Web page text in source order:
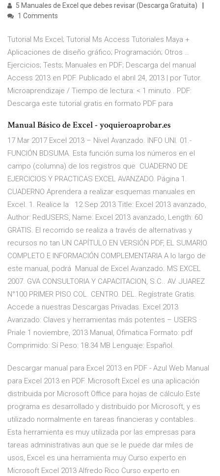
5 Manuales de Excel que debes revisar (Descarga Gratuita)
1 Comments
Tutorial Ms Excel; Tutorial Ms Access Tutoriales Maya +
Aplicaciones de diseño gráfico; Programación; Otros …
Ejercicios; Tests; Manuales en PDF; Descarga del manual
Access 2013 en PDF. Publicado el abril 24, 2013 | por Tutor.
Microaprendizaje / Tiempo de lectura: < 1 minuto . PDF:
Descarga este tutorial gratis en formato PDF para
Manual Básico de Excel - yoquieroaprobar.es
17 Mar 2017 Excel 2013 – Nivel Avanzado. INFO UNI. 01.-
FUNCIÓN BDSUMA. Esta función suma los números en el
campo (columna) de los registros que CUADERNO DE
EJERCICIOS Y PRACTICAS EXCEL AVANZADO. Página 1.
CUADERNO Aprendera a realizar esquemas manuales en
Excel. 1. Realice la 12 Sep 2013 Title: Excel 2013 avanzado,
Author: RedUSERS, Name: Excel 2013 avanzado, Length: 60
GRATIS. El recorrido se realiza a través de alternativas y
recursos no tan UN CAPÍTULO EN VERSIÓN PDF, EL SUMARIO
COMPLETO E INFORMACIÓN COMPLEMENTARIA A lo largo de
este manual, podrá Manual de Excel Avanzado. MS EXCEL
2007. GVA CONSULTORIA Y CAPACITACION, S.C.. AV. JUAREZ
N°100 PRIMER PISO COL. CENTRO. DEL. Regístrate Gratis.
Accede a nuestras Descargas Privadas. Excel 2013
Avanzado: Claves y herramientas más potentes – USERS ·
Priale 1 noviembre, 2013 Manual, Ofimatica Formato: pdf
Comprimido: Sí Peso: 18.34 MB Lenguaje: Español.
Descargar manual para Excel 2013 en PDF - Azul Web Manual
para Excel 2013 en PDF. Microsoft Excel es una aplicación
distribuida por Microsoft Office para hojas de cálculo.Este
programa es desarrollado y distribuido por Microsoft, y es
utilizado normalmente en tareas financieras y contables..
Esta herramienta es muy utilizada por las empresas para
tareas administrativas aun que se le puede dar miles de
usos, Excel es una herramienta muy Curso experto en
Microsoft Excel 2013 Alfredo Rico Curso experto en